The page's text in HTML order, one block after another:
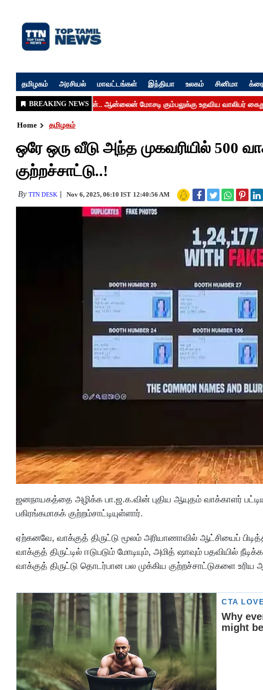
தமிழகம் அரசியல் மாவட்டங்கள் இந்தியா உலகம் சினிமா
Home தமிழகம்
ஒரே ஒரு வீடு அந்த முகவரியில் 500
குற்றச்சாட்டு..!
By TTN DESK Nov 6, 2025, 06:10 IST 12:40:56 AM
ஜனநாயகத்தை அழிக்க பா.ஜ.க.வின் புதிய ஆயுதம் வாக்காளர்
பகிரங்கமாகக் குற்றம்சாட்டியுள்ளார்.
ஏற்கனவே, வாக்குத் திருட்டு மூலம் அரியாணாவில் ஆட்சியைப்
வாக்குத் திருட்டில் ஈடுபடும் மோடியும், அமித் ஷாவும் பதவியில்
வாக்குத் திருட்டு தொடர்பான பல முக்கிய குற்றச்சாட்டுகளை உரிய